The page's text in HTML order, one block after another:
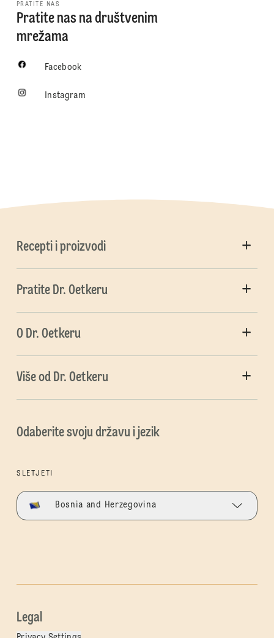
PRATITE NAS
Pratite nas na društvenim
mrežama
Facebook
Instagram
Recepti i proizvodi
Pratite Dr. Oetkeru
O Dr. Oetkeru
Više od Dr. Oetkeru
Odaberite svoju državu i jezik
SLETJETI
Bosnia and Herzegovina
Legal